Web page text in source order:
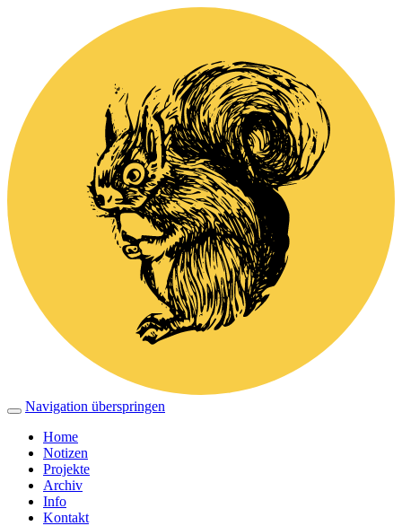
Navigation überspringen
Home
Notizen
Projekte
Archiv
Info
Kontakt